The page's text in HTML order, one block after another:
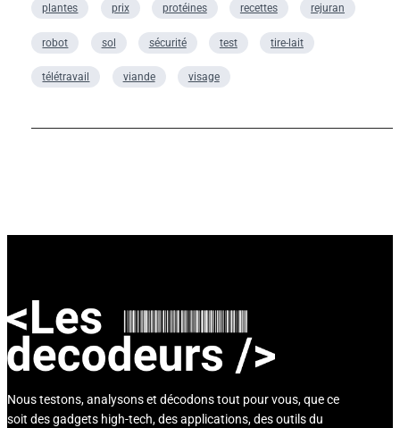
plantes prix protéines recettes rejuran
robot sol sécurité test tire-lait
télétravail viande visage
Nous testons, analysons et décodons tout pour vous, que ce
soit des gadgets high-tech, des applications, des outils du